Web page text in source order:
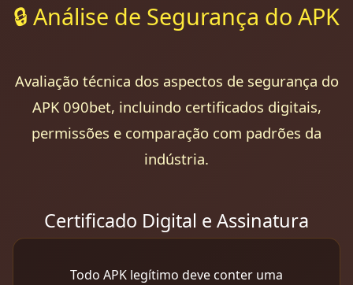
🔒 Análise de Segurança do APK
Avaliação técnica dos aspectos de segurança do
APK 090bet, incluindo certificados digitais,
permissões e comparação com padrões da
indústria.
Certificado Digital e Assinatura
Todo APK legítimo deve conter uma